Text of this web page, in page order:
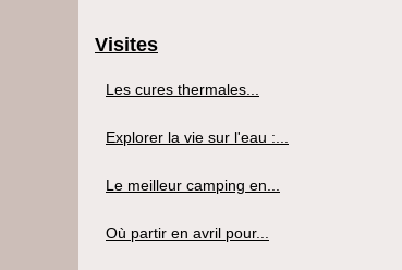
Visites
Les cures thermales...
Explorer la vie sur l'eau :...
Le meilleur camping en...
Où partir en avril pour...